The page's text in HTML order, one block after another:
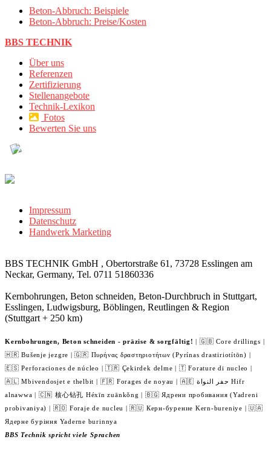
Beton-Abbruch: Beispiele
Beton-Abbruch: Preise/Kosten
BBS TECHNIK
Über uns
Referenzen
Zertifizierung
Stellenangebote
Technik-Lexikon
Fotos
Bewerten Sie uns
Impressum
Datenschutz
Handwerk Marketing
BBS TECHNIK GmbH , Obertorstraße 61, 73728 Esslingen am
Neckar, Germany, Tel. 0711 51860336
Kernbohrungen, Beton schneiden, Beton-Durchbruch in Stuttgart,
Esslingen, Ludwigsburg, Böblingen, Reutlingen & Region
(Stuttgart + 250 km)
Kernbohrungen, Beton schneiden - präzise & sorgfältig! | 🇬🇧 Core drillings |
🇭🇷 Bušenje jezgre | 🇬🇷 Πυρήνας δραστηριοτήτων (Pyrínas drastiriotítōn) |
🇪🇸 Perforaciones de núcleo | 🇹🇷 Çekirdek delme | 🇹 Forature di nucleo |
🇦🇱 Mbivendosjet e thelbit | 🇫🇷 Forages de noyau | 🇦🇪 حفر النواة Hifr
alnawwa | 🇨🇳 核心钻孔 Héxīn zuānkǒng | 🇧🇬 Ядрени пробивания (Yadreni
probivaniya) | 🇷🇴 Foraje de nucleu | 🇷🇺 Керн-бурение Kern-bureniye | 🇺🇦
Ядерне буріння Yaderne burinnya
BBS Technik spricht viele Sprachen